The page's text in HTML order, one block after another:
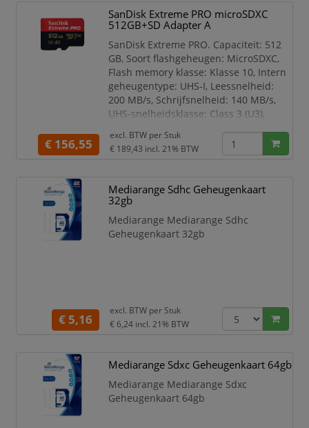
Kleur van het product: Zwart, Rood
SanDisk Extreme PRO, 256 GB,
MicroSDXC, Klasse 10, UHS-I, 200 MB/s,
140 MB
SanDisk Extreme PRO microSDXC
512GB+SD Adapter A
SanDisk Extreme PRO. Capaciteit: 512
GB, Soort flashgeheugen: MicroSDXC,
Flash memory klasse: Klasse 10, Intern
geheugentype: UHS-I, Leessnelheid:
200 MB/s, Schrijfsnelheid: 140 MB/s,
UHS-snelheidsklasse: Class 3 (U3),
Veiligheidsfunties: Schokbestendig,
Temperatuurbestendig,
Kleur van het product: Zwart, Rood
SanDisk Extreme PRO, 512 GB,
MicroSDXC, Klasse 10, UHS-I, 200 MB/s,
140 MB
€ 156,55
excl. BTW per Stuk
€ 189,43 incl. 21% BTW
Mediarange Sdhc Geheugenkaart
32gb
Mediarange Mediarange Sdhc
Geheugenkaart 32gb
€ 5,16
excl. BTW per Stuk
€ 6,24 incl. 21% BTW
Mediarange Sdxc Geheugenkaart 64gb
Mediarange Mediarange Sdxc
Geheugenkaart 64gb